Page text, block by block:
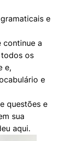
e
continue a
os
e,
e
questões e
sua
aqui.